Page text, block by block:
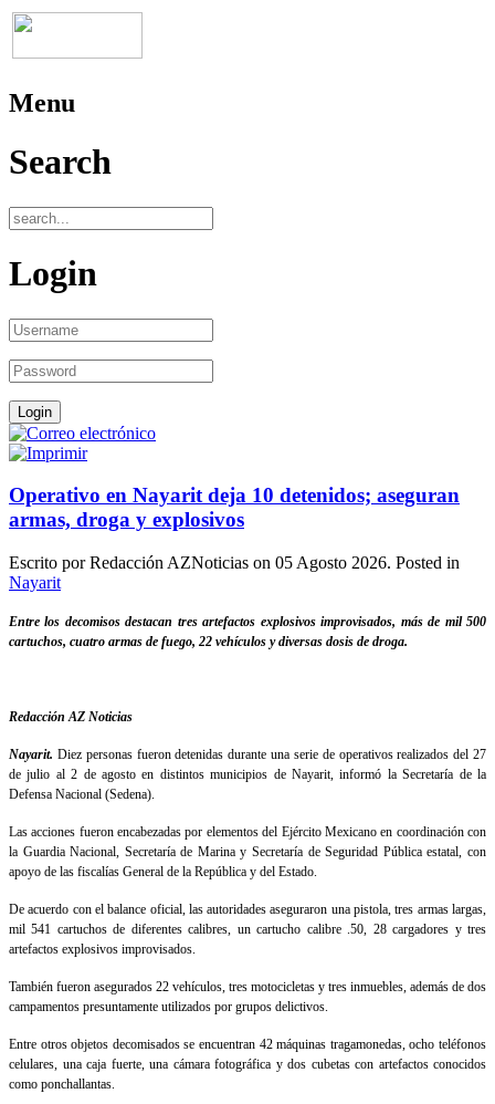
Menu
Search
Login
Operativo en Nayarit deja 10 detenidos; aseguran
armas, droga y explosivos
Escrito por Redacción AZNoticias on 05 Agosto 2026. Posted in
Nayarit
Entre los decomisos destacan tres artefactos explosivos improvisados, más de mil 500
cartuchos, cuatro armas de fuego, 22 vehículos y diversas dosis de droga.
Redacción AZ Noticias
Nayarit. Diez personas fueron detenidas durante una serie de operativos realizados del 27
de julio al 2 de agosto en distintos municipios de Nayarit, informó la Secretaría de la
Defensa Nacional (Sedena).
Las acciones fueron encabezadas por elementos del Ejército Mexicano en coordinación con
la Guardia Nacional, Secretaría de Marina y Secretaría de Seguridad Pública estatal, con
apoyo de las fiscalías General de la República y del Estado.
De acuerdo con el balance oficial, las autoridades aseguraron una pistola, tres armas largas,
mil 541 cartuchos de diferentes calibres, un cartucho calibre .50, 28 cargadores y tres
artefactos explosivos improvisados.
También fueron asegurados 22 vehículos, tres motocicletas y tres inmuebles, además de dos
campamentos presuntamente utilizados por grupos delictivos.
Entre otros objetos decomisados se encuentran 42 máquinas tragamonedas, ocho teléfonos
celulares, una caja fuerte, una cámara fotográfica y dos cubetas con artefactos conocidos
como ponchallantas.